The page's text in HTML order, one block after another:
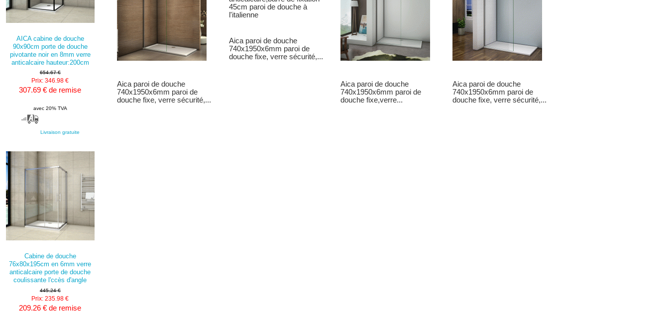
AICA cabine de douche
90x90cm porte de douche
pivotante noir en 8mm verre
anticalcaire hauteur:200cm
654.67 €
Prix: 346.98 €
307.69 € de remise
avec 20% TVA
Livraison gratuite
Cabine de douche
76x80x195cm en 6mm verre
anticalcaire porte de douche
coulissante l'ccès d'angle
445.24 €
Prix: 235.98 €
209.26 € de remise
Aica paroi de douche
740x1950x6mm paroi de
douche fixe, verre sécurité,...
Aica paroi de douche
740x1950x6mm paroi de
douche fixe, verre sécurité,...
Aica paroi de douche
740x1950x6mm paroi de
douche fixe,verre...
Aica paroi de douche
740x1950x6mm paroi de
douche fixe, verre sécurité,...